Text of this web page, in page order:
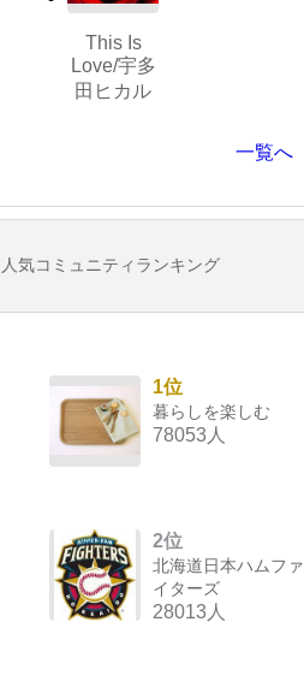
This Is
Love/宇多
田ヒカル
一覧へ
人気コミュニティランキング
1位
暮らしを楽しむ
78053人
2位
北海道日本ハムファ
イターズ
28013人